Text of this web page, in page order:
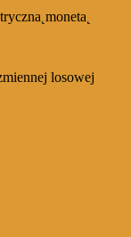
losowej